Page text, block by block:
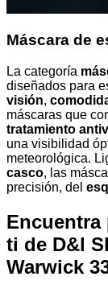
Máscara de
La categoría
diseñados para
visión,
máscaras que
tratamiento
una visibilidad
meteorológica.
casco, las
precisión, del
ti de D&l
Warwick